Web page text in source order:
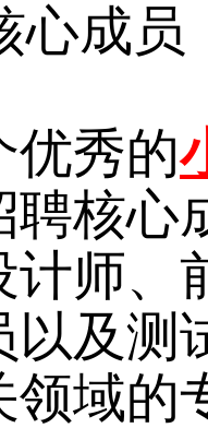
心成员
优秀的
聘核心
计师、
以及测
领域的